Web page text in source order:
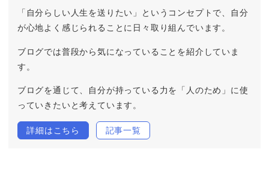
「自分らしい人生を送りたい」というコンセプトで、自分
が心地よく感じられることに日々取り組んでいます。
ブログでは普段から気になっていることを紹介していま
す。
ブログを通じて、自分が持っている力を「人のため」に使
っていきたいと考えています。
詳細はこちら 記事一覧